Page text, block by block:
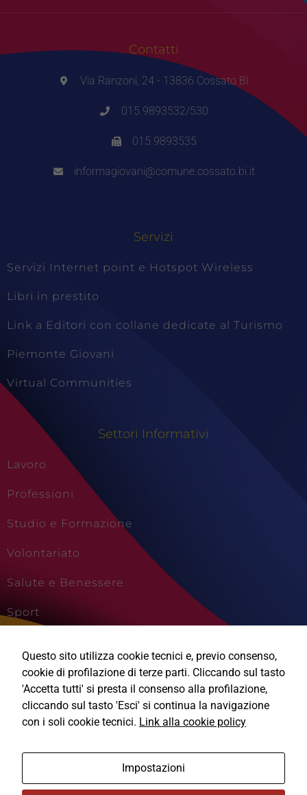
Contatti
Via Ranzoni, 24 - 13836 Cossato BI
015.9893532/530
015.9893535
informagiovani@comune.cossato.bi.it
Servizi
Servizi Internet point e Hotspot Wireless
Libri in prestito
Link a Editori con collane dedicate al Turismo
Piemonte Giovani
Virtual Communities
Settori Informativi
Lavoro
Professioni
Studio e Formazione
Volontariato
Salute e Benessere
Sport
Viaggi e Vacanze
Ⓒ2026, Technical Design s.r.l.
Informativa Privacy
Questo sito utilizza cookie tecnici e, previo consenso,
cookie di profilazione di terze parti. Cliccando sul tasto
'Accetta tutti' si presta il consenso alla profilazione,
cliccando sul tasto 'Esci' si continua la navigazione
con i soli cookie tecnici. Link alla cookie policy
Impostazioni